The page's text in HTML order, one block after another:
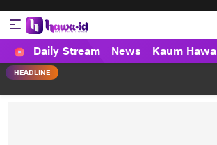
HAWA
Haluan Wanita Indonesia
Daily Stream News Kaum Hawa
HEADLINE